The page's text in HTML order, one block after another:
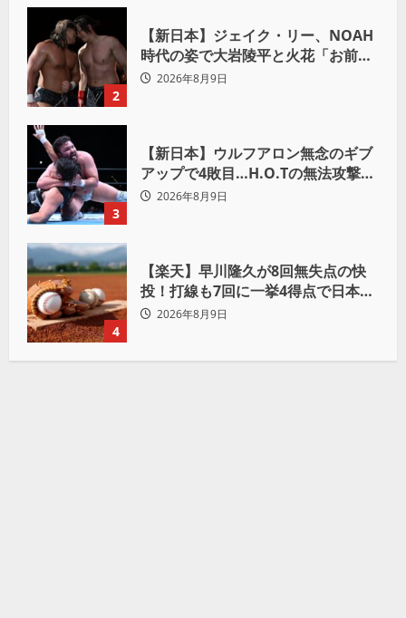
2
【新日本】ジェイク・リー、NOAH
時代の姿で大岩陵平と火花「お前の
おかげで、忘れてたもの思い出した
2026年8月9日
3
【新日本】ウルフアロン無念のギブ
アップで4敗目…H.O.Tの無法攻撃に
屈す「まだまだ俺自身の力はこんな
2026年8月9日
4
【楽天】早川隆久が8回無失点の快
投！打線も7回に一挙4得点で日本ハ
ムを完封
2026年8月9日